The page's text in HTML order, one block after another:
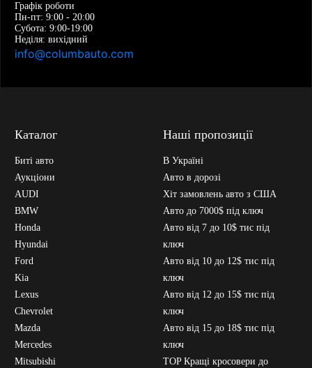
Каталог
Биті авто
Аукціони
AUDI
BMW
Honda
Hyundai
Ford
Kia
Lexus
Chevrolet
Mazda
Mercedes
Mitsubishi
Наші пропозиції
В Україні
Авто в дорозі
Хіт замовлень авто з США
Авто до 7000$ під ключ
Авто від 7 до 10$ тис під
ключ
Авто від 10 до 12$ тис під
ключ
Авто від 12 до 15$ тис під
ключ
Авто від 15 до 18$ тис під
ключ
TOP Кращі кросовери до
Графік роботи
Пн-пт: 9:00 - 20:00
Субота: 9:00-19:00
Неділя: вихідний
info@columbauto.com